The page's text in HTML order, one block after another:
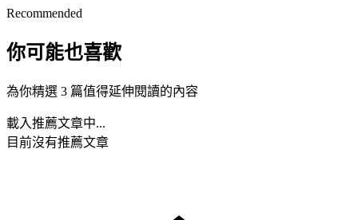
Recommended
你可能也喜歡
為你精選 3 篇值得延伸閱讀的內容
載入推薦文章中...
目前沒有推薦文章